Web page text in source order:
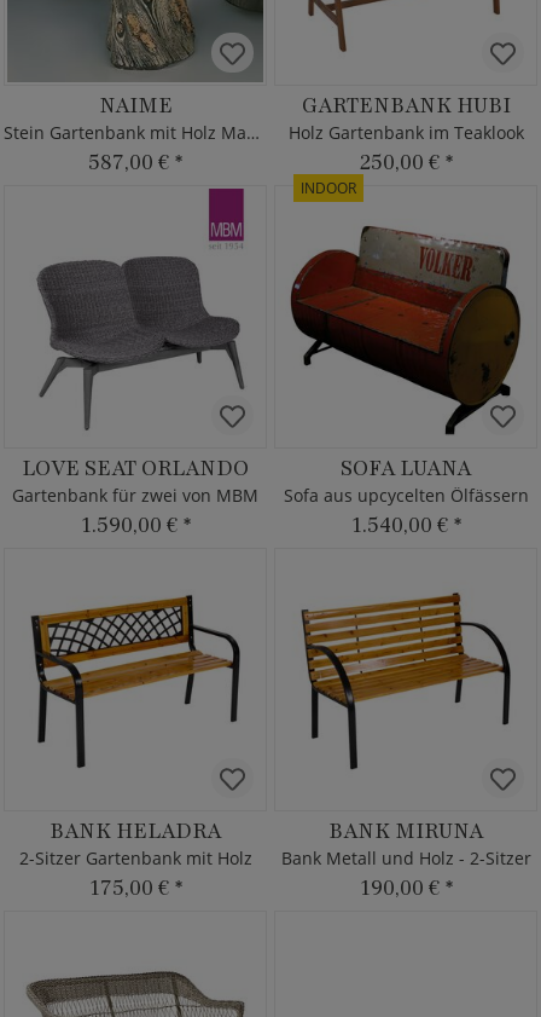
NAIME
Stein Gartenbank mit Holz Maserung
587,00 € *
GARTENBANK HUBI
Holz Gartenbank im Teaklook
250,00 € *
LOVE SEAT ORLANDO
Gartenbank für zwei von MBM
1.590,00 € *
INDOOR
SOFA LUANA
Sofa aus upcycelten Ölfässern
1.540,00 € *
BANK HELADRA
2-Sitzer Gartenbank mit Holz
175,00 € *
BANK MIRUNA
Bank Metall und Holz - 2-Sitzer
190,00 € *